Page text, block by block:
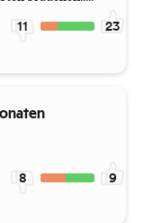
11 23
8 9